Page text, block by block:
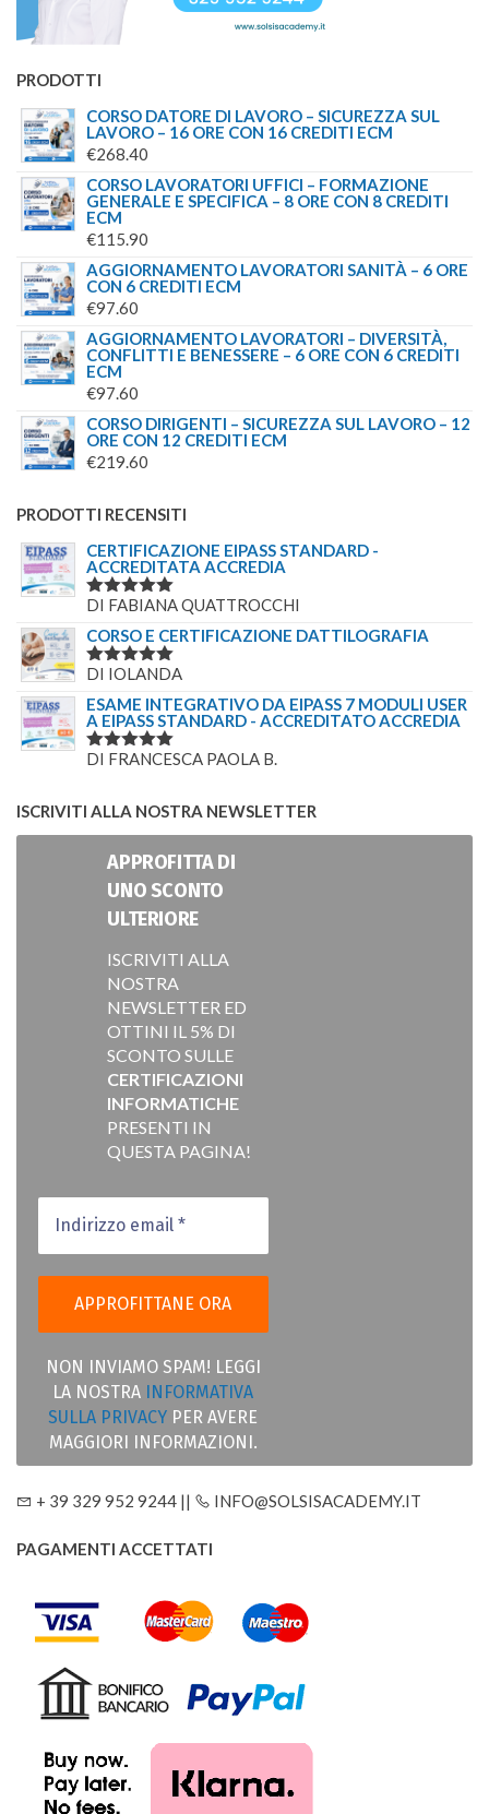
PRODOTTI
CORSO DATORE DI LAVORO – SICUREZZA SUL
LAVORO – 16 ORE CON 16 CREDITI ECM
€268.40
CORSO LAVORATORI UFFICI – FORMAZIONE
GENERALE E SPECIFICA – 8 ORE CON 8 CREDITI
ECM
€115.90
AGGIORNAMENTO LAVORATORI SANITÀ – 6 ORE
CON 6 CREDITI ECM
€97.60
AGGIORNAMENTO LAVORATORI – DIVERSITÀ,
CONFLITTI E BENESSERE – 6 ORE CON 6 CREDITI
ECM
€97.60
CORSO DIRIGENTI – SICUREZZA SUL LAVORO – 12
ORE CON 12 CREDITI ECM
€219.60
PRODOTTI RECENSITI
CERTIFICAZIONE EIPASS STANDARD -
ACCREDITATA ACCREDIA
VALUTATO
DI FABIANA QUATTROCCHI
CORSO E CERTIFICAZIONE DATTILOGRAFIA
VALUTATO
DI IOLANDA
ESAME INTEGRATIVO DA EIPASS 7 MODULI USER
A EIPASS STANDARD - ACCREDITATO ACCREDIA
VALUTATO
DI FRANCESCA PAOLA B.
ISCRIVITI ALLA NOSTRA NEWSLETTER
APPROFITTA DI
UNO SCONTO
ULTERIORE
ISCRIVITI ALLA
NOSTRA
NEWSLETTER ED
OTTINI IL 5% DI
SCONTO SULLE
CERTIFICAZIONI
INFORMATICHE
PRESENTI IN
QUESTA PAGINA!
NON INVIAMO SPAM! LEGGI
LA NOSTRA INFORMATIVA
SULLA PRIVACY PER AVERE
MAGGIORI INFORMAZIONI.
+ 39 329 952 9244 || INFO@SOLSISACADEMY.IT
PAGAMENTI ACCETTATI